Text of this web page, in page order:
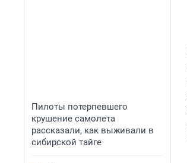
Пилоты потерпевшего
крушение самолета
рассказали, как выживали в
сибирской тайге